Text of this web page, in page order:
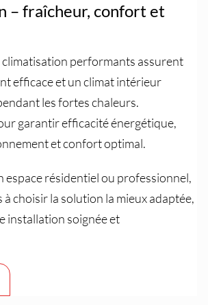
– fraîcheur, confort et
climatisation performants assurent
efficace et un climat intérieur
les fortes chaleurs.
garantir efficacité énergétique,
et confort optimal.
espace résidentiel ou professionnel,
choisir la solution la mieux adaptée,
installation soignée et